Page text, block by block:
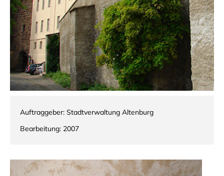
Auftraggeber: Stadtverwaltung Altenburg
Bearbeitung: 2007